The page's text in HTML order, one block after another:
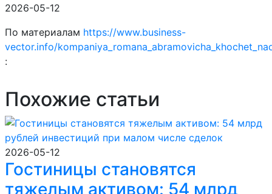
2026-05-12
По материалам https://www.business-
vector.info/
:
Похожие статьи
2026-05-12
Гостиницы становятся
тяжелым активом: 54 млрд